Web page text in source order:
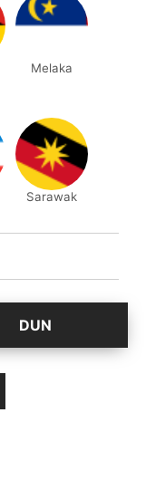
Melaka
Sarawak